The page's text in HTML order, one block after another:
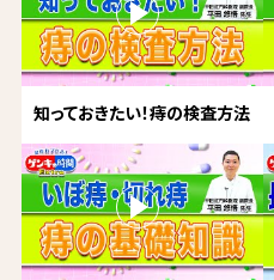
知っておきたい！痔の検査方法